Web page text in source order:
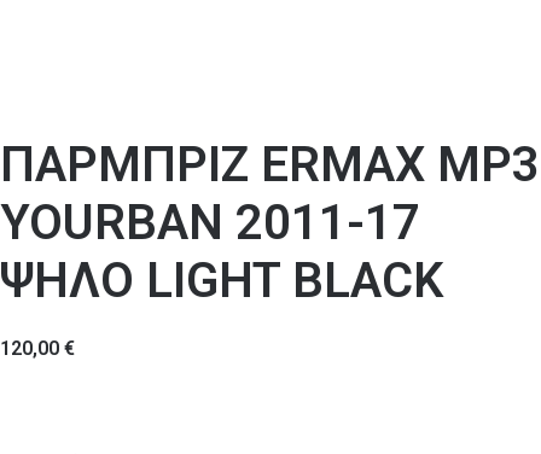
ΠΑΡΜΠΡΙΖ ERMAX MP3
YOURBAN 2011-17
ΨΗΛΟ LIGHT BLACK
120,00 €